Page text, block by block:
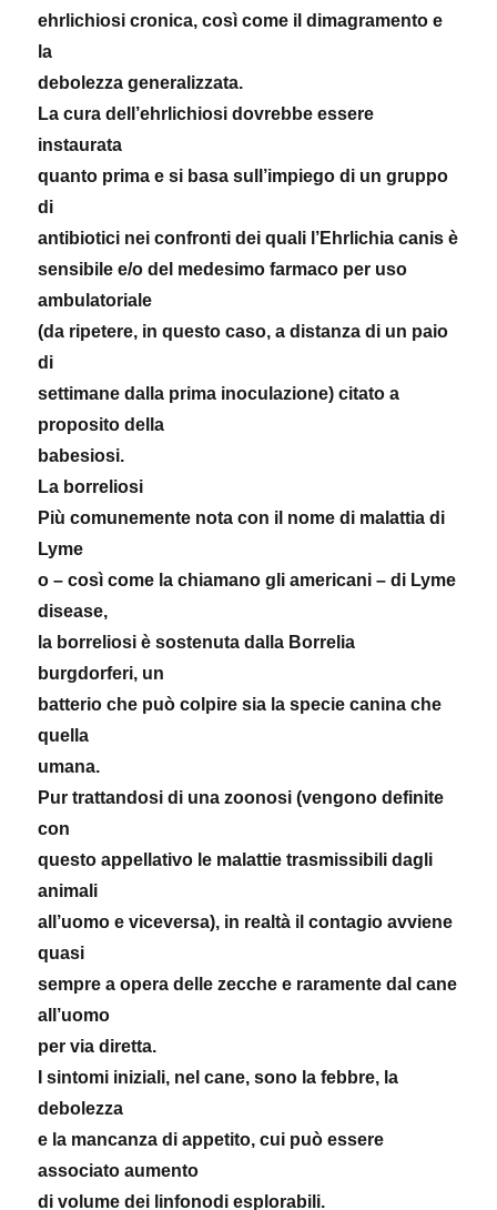
ehrlichiosi cronica, così come il dimagramento e
la
debolezza generalizzata.
La cura dell’ehrlichiosi dovrebbe essere
instaurata
quanto prima e si basa sull’impiego di un gruppo
di
antibiotici nei confronti dei quali l’Ehrlichia canis è
sensibile e/o del medesimo farmaco per uso
ambulatoriale
(da ripetere, in questo caso, a distanza di un paio
di
settimane dalla prima inoculazione) citato a
proposito della
babesiosi.
La borreliosi
Più comunemente nota con il nome di malattia di
Lyme
o – così come la chiamano gli americani – di Lyme
disease,
la borreliosi è sostenuta dalla Borrelia
burgdorferi, un
batterio che può colpire sia la specie canina che
quella
umana.
Pur trattandosi di una zoonosi (vengono definite
con
questo appellativo le malattie trasmissibili dagli
animali
all’uomo e viceversa), in realtà il contagio avviene
quasi
sempre a opera delle zecche e raramente dal cane
all’uomo
per via diretta.
I sintomi iniziali, nel cane, sono la febbre, la
debolezza
e la mancanza di appetito, cui può essere
associato aumento
di volume dei linfonodi esplorabili.